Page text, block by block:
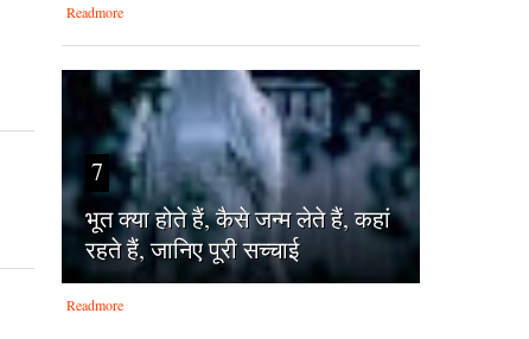
Readmore
7
भूत क्या होते हैं, कैसे जन्म लेते हैं, कहां
रहते हैं, जानिए पूरी सच्चाई
Readmore